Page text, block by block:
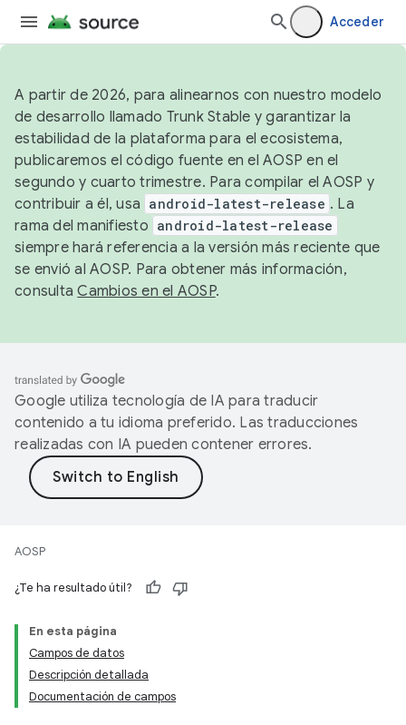
Acceder
A partir de 2026, para alinearnos con nuestro modelo
de desarrollo llamado Trunk Stable y garantizar la
estabilidad de la plataforma para el ecosistema,
publicaremos el código fuente en el AOSP en el
segundo y cuarto trimestre. Para compilar el AOSP y
contribuir a él, usa android-latest-release . La
rama del manifiesto android-latest-release
siempre hará referencia a la versión más reciente que
se envió al AOSP. Para obtener más información,
consultaCambios en el AOSP.
Google utiliza tecnología de IA para traducir
contenido a tu idioma preferido. Las traducciones
realizadas con IA pueden contener errores.
AOSP
¿Te ha resultado útil?
En esta página
Campos de datos
Descripción detallada
Documentación de campos